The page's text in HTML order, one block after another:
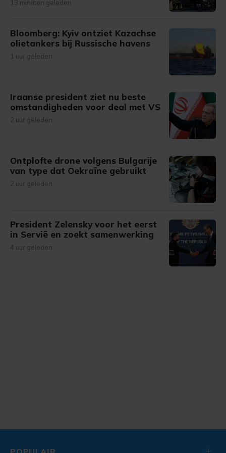
13 minuten geleden
Bloomberg: Kyiv ontziet Kazachse
olietankers bij Russische havens
1 uur geleden
Iraanse president ziet nu beste
omstandigheden voor deal met VS
2 uur geleden
Ontplofte drone volgens Bulgarije
van type dat Oekraïne gebruikt
2 uur geleden
President Zelensky voor het eerst
in Servië en zoekt samenwerking
4 uur geleden